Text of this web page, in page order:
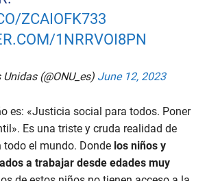
ZCAIOFK733
1NRRVOI8PN
(@ONU_es) June 12, 2023
es: «Justicia social para todos. Poner
Es una triste y cruda realidad de
todo el mundo. Donde los niños y
a trabajar desde edades muy